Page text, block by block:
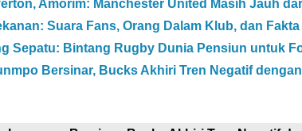
Amorim: Manchester United Masih Jauh
Suara Fans, Orang Dalam Klub, dan
Sepatu: Bintang Rugby Dunia Pensiun untuk
Bersinar, Bucks Akhiri Tren Negatif